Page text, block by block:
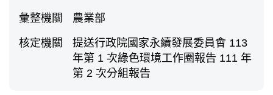
彙整機關 農業部
核定機關
提送行政院國家永續發展委員會 113
年第 1 次綠色環境工作圈報告 111 年
第 2 次分組報告